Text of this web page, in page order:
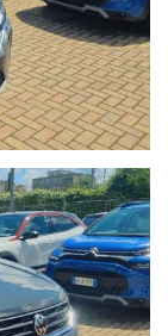
di 50 controlli
di inviare un
specificando
percorsi, eventuali
della vettura
una
ufficiale Opel per